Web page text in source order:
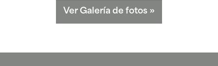
Ver Galería de fotos »